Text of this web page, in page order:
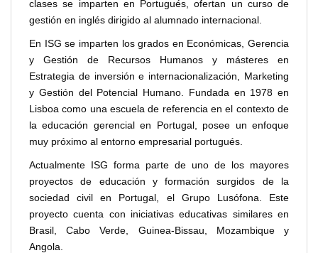
clases se imparten en Portugués, ofertan un curso de
gestión en inglés dirigido al alumnado internacional.
En ISG se imparten los grados en Económicas, Gerencia
y Gestión de Recursos Humanos y másteres en
Estrategia de inversión e internacionalización, Marketing
y Gestión del Potencial Humano. Fundada en 1978 en
Lisboa como una escuela de referencia en el contexto de
la educación gerencial en Portugal, posee un enfoque
muy próximo al entorno empresarial portugués.
Actualmente ISG forma parte de uno de los mayores
proyectos de educación y formación surgidos de la
sociedad civil en Portugal, el Grupo Lusófona. Este
proyecto cuenta con iniciativas educativas similares en
Brasil, Cabo Verde, Guinea-Bissau, Mozambique y
Angola.